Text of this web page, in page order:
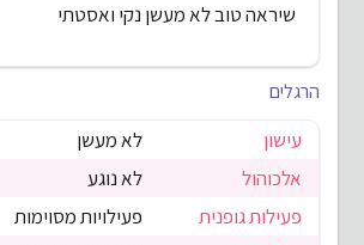
שיראה טוב לא מעשן נקי ואסטתי
הרגלים
עישון
לא מעשן
אלכוהול
לא נוגע
פעילות גופנית
פעילויות מסוימות